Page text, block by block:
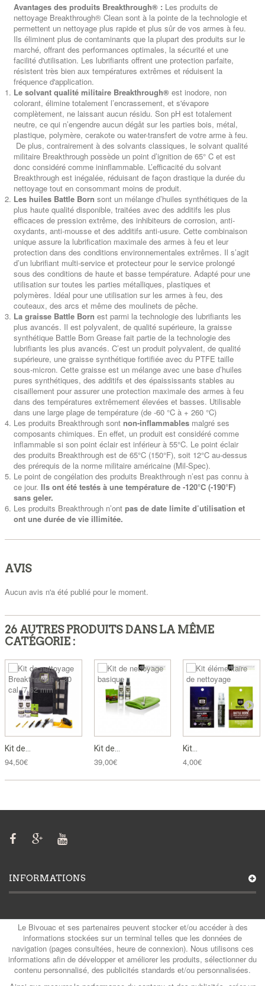
Avantages des produits Breakthrough® : Les produits de
nettoyage Breakthrough® Clean sont à la pointe de la technologie et
permettent un nettoyage plus rapide et plus sûr de vos armes à feu.
Ils éliminent plus de contaminants que la plupart des produits sur le
marché, offrant des performances optimales, la sécurité et une
facilité d'utilisation. Les lubrifiants offrent une protection parfaite,
résistent très bien aux températures extrêmes et réduisent la
fréquence d'application.
Le solvant qualité militaire Breakthrough® est inodore, non
colorant, élimine totalement l’encrassement, et s'évapore
complètement, ne laissant aucun résidu. Son pH est totalement
neutre, ce qui n’engendre aucun dégât sur les parties bois, métal,
plastique, polymère, cerakote ou water-transfert de votre arme à feu.
De plus, contrairement à des solvants classiques, le solvant qualité
militaire Breakthrough possède un point d’ignition de 65° C et est
donc considéré comme ininflammable. L’efficacité du solvant
Breakthrough est inégalée, réduisant de façon drastique la durée du
nettoyage tout en consommant moins de produit.
Les huiles Battle Born sont un mélange d’huiles synthétiques de la
plus haute qualité disponible, traitées avec des additifs les plus
efficaces de pression extrême, des inhibiteurs de corrosion, anti-
oxydants, anti-mousse et des additifs anti-usure. Cette combinaison
unique assure la lubrification maximale des armes à feu et leur
protection dans des conditions environnementales extrêmes. Il s’agit
d’un lubrifiant multi-service et protecteur pour le service prolongé
sous des conditions de haute et basse température. Adapté pour une
utilisation sur toutes les parties métalliques, plastiques et
polymères. Idéal pour une utilisation sur les armes à feu, des
couteaux, des arcs et même des moulinets de pêche.
La graisse Battle Born est parmi la technologie des lubrifiants les
plus avancés. Il est polyvalent, de qualité supérieure, la graisse
synthétique Battle Born Grease fait partie de la technologie des
lubrifiants les plus avancés. C’est un produit polyvalent, de qualité
supérieure, une graisse synthétique fortifiée avec du PTFE taille
sous-micron. Cette graisse est un mélange avec une base d’huiles
pures synthétiques, des additifs et des épaississants stables au
cisaillement pour assurer une protection maximale des armes à feu
dans des températures extrêmement élevées et basses. Utilisable
dans une large plage de température (de -60 °C à + 260 °C)
Les produits Breakthrough sont non-inflammables malgré ses
composants chimiques. En effet, un produit est considéré comme
inflammable si son point éclair est inférieur à 55°C. Le point éclair
des produits Breakthrough est de 65°C (150°F), soit 12°C au-dessus
des prérequis de la norme militaire américaine (Mil-Spec).
Le point de congélation des produits Breakthrough n’est pas connu à
ce jour. Ils ont été testés à une température de -120°C (-190°F)
sans geler.
Les produits Breakthrough n’ont pas de date limite d’utilisation et
ont une durée de vie illimitée.
AVIS
Aucun avis n'a été publié pour le moment.
26 AUTRES PRODUITS DANS LA MÊME
CATÉGORIE :
Kit de...
94,50€
Kit de...
39,00€
Kit...
4,00€
INFORMATIONS
MON COMPTE
CATÉGORIES
Le Bivouac et ses partenaires peuvent stocker et/ou accéder à des
informations stockées sur un terminal telles que les données de
navigation (pages consultées, heure de connexion). Nous utilisons ces
informations afin de développer et améliorer les produits, sélectionner du
contenu personnalisé, des publicités standards et/ou personnalisées.